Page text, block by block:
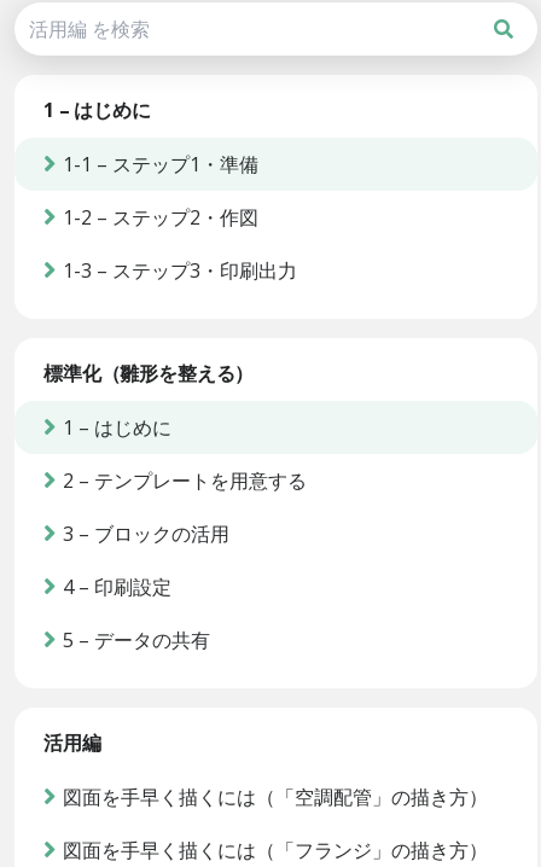
1 – はじめに
1-1 – ステップ1・準備
1-2 – ステップ2・作図
1-3 – ステップ3・印刷出力
標準化（雛形を整える）
1 – はじめに
2 – テンプレートを用意する
3 – ブロックの活用
4 – 印刷設定
5 – データの共有
活用編
図面を手早く描くには（「空調配管」の描き方）
図面を手早く描くには（「フランジ」の描き方）